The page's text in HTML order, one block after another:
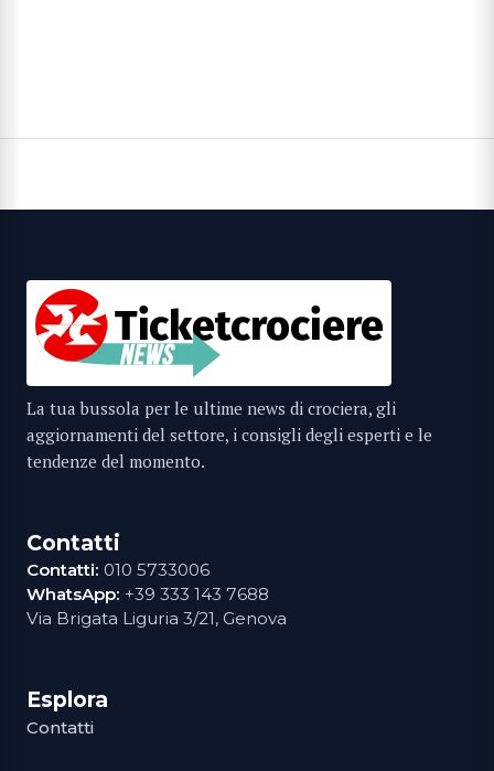
La tua bussola per le ultime news di crociera, gli
aggiornamenti del settore, i consigli degli esperti e le
tendenze del momento.
Contatti
Contatti: 010 5733006
WhatsApp: +39 333 143 7688
Via Brigata Liguria 3/21, Genova
Esplora
Contatti